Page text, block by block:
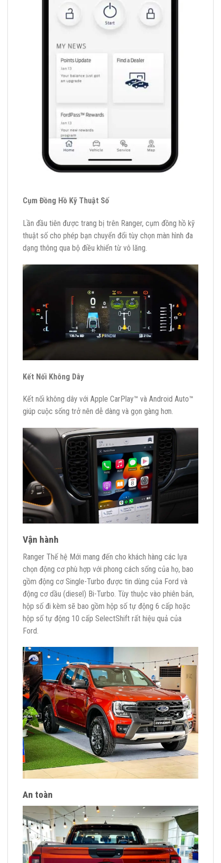
Cụm Đồng Hồ Kỹ Thuật Số
Lần đầu tiên được trang bị trên Ranger, cụm đồng hồ kỹ
thuật số cho phép bạn chuyển đổi tùy chọn màn hình đa
dạng thông qua bộ điều khiển từ vô lăng.
Kết Nối Không Dây
Kết nối không dây với Apple CarPlay™ và Android Auto™
giúp cuộc sống trở nên dễ dàng và gọn gàng hơn.
Vận hành
Ranger Thế hệ Mới mang đến cho khách hàng các lựa
chọn động cơ phù hợp với phong cách sống của họ, bao
gồm động cơ Single-Turbo được tin dùng của Ford và
động cơ dầu (diesel) Bi-Turbo. Tùy thuộc vào phiên bản,
hộp số đi kèm sẽ bao gồm hộp số tự động 6 cấp hoặc
hộp số tự động 10 cấp SelectShift rất hiệu quả của
Ford.
An toàn